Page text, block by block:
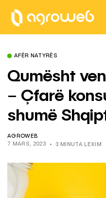
AFËR NATYRËS
Qumësht
– Çfarë
shumë
AGROWEB
7 MARS, 2023
3 MINUTA LEXIM